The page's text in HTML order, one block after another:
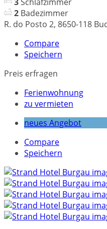
2 Badezimmer
R. do Posto 2, 8650-118
Compare
Speichern
Preis erfragen
Ferienwohnung
zu vermieten
neues Angebot
Compare
Speichern